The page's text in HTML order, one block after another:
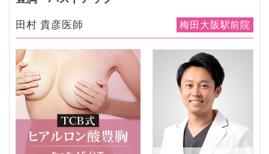
田村 貴彦医師 梅田大阪駅前院